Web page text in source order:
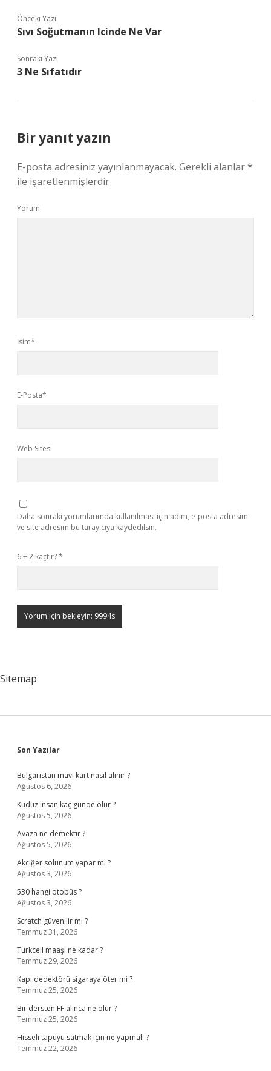
Önceki Yazı
Sıvı Soğutmanın Icinde Ne Var
Sonraki Yazı
3 Ne Sıfatıdır
Bir yanıt yazın
E-posta adresiniz yayınlanmayacak. Gerekli alanlar*
ile işaretlenmişlerdir
Yorum
İsim*
E-Posta*
Web Sitesi
Daha sonraki yorumlarımda kullanılması için adım, e-posta adresim
ve site adresim bu tarayıcıya kaydedilsin.
6 + 2 kaçtır?*
Sitemap
Sidebar
Son Yazılar
Bulgaristan mavi kart nasıl alınır ?
Ağustos 6, 2026
Kuduz insan kaç günde ölür ?
Ağustos 5, 2026
Avaza ne demektir ?
Ağustos 5, 2026
Akciğer solunum yapar mı ?
Ağustos 3, 2026
530 hangi otobüs ?
Ağustos 3, 2026
Scratch güvenilir mi ?
Temmuz 31, 2026
Turkcell maaşı ne kadar ?
Temmuz 29, 2026
Kapı dedektörü sigaraya öter mi ?
Temmuz 25, 2026
Bir dersten FF alınca ne olur ?
Temmuz 25, 2026
Hisseli tapuyu satmak için ne yapmalı ?
Temmuz 22, 2026